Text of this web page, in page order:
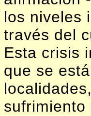
los niveles
través del
Esta crisis
que se